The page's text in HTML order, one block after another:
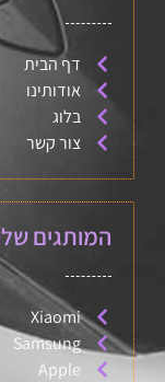
דף הבית
אודותינו
בלוג
צור קשר
המותגים
Xiaomi
Samsung
Apple